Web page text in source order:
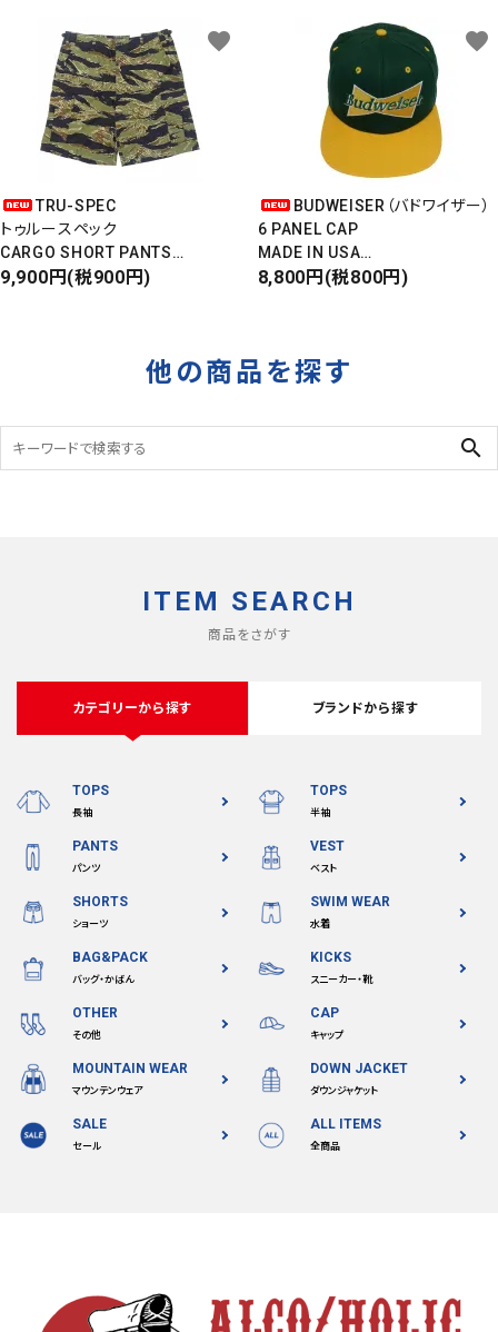
タイガーカモ
TRU-SPEC
トゥルースペック
CARGO SHORT PANTS
カーゴショートパンツ
9,900円(税900円)
favorite
BUDWEISER（バドワイザー）
6 PANEL CAP
MADE IN USA
Front Design
8,800円(税800円)
favorite
他の商品を探す
search
ITEM SEARCH
商品をさがす
カテゴリーから探す ブランドから探す
TOPS
長袖
TOPS
半袖
PANTS
パンツ
VEST
ベスト
SHORTS
ショーツ
SWIM WEAR
水着
BAG&PACK
バッグ・かばん
KICKS
スニーカー・靴
OTHER
その他
CAP
キャップ
MOUNTAIN WEAR
マウンテンウェア
DOWN JACKET
ダウンジャケット
SALE
セール
ALL ITEMS
全商品